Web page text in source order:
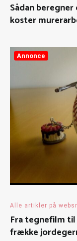
Sådan beregner
koster
Annonce
Alle artikler på
Fra tegnefilm
frække